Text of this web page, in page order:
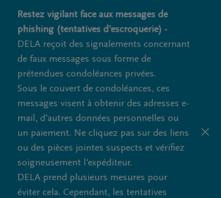
Restez vigilant face aux messages de
phishing (tentatives d'escroquerie) -
DELA reçoit des signalements concernant
de faux messages sous forme de
prétendues condoléances privées.
Sous le couvert de condoléances, ces
messages visent à obtenir des adresses e-
mail, d'autres données personnelles ou
un paiement. Ne cliquez pas sur des liens
ou des pièces jointes suspects et vérifiez
soigneusement l'expéditeur.
DELA prend plusieurs mesures pour
éviter cela. Cependant, les tentatives